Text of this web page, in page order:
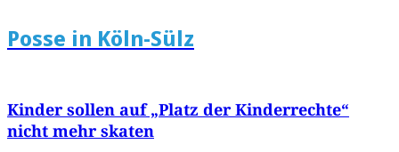
Posse in Köln-Sülz
Kinder sollen auf „Platz der Kinderrechte“
nicht mehr skaten